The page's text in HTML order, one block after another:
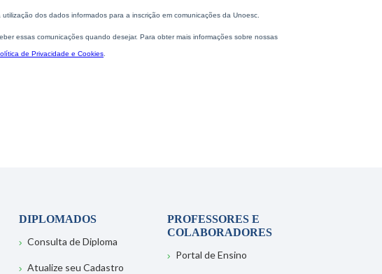
DIPLOMADOS
Consulta de Diploma
Atualize seu Cadastro
PROFESSORES E
COLABORADORES
Portal de Ensino